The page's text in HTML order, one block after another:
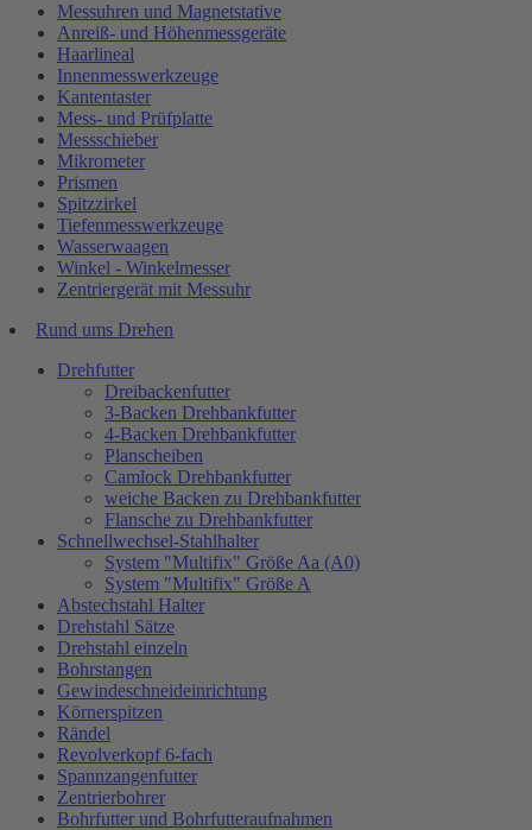
Messuhren und Magnetstative
Anreiß- und Höhenmessgeräte
Haarlineal
Innenmesswerkzeuge
Kantentaster
Mess- und Prüfplatte
Messschieber
Mikrometer
Prismen
Spitzzirkel
Tiefenmesswerkzeuge
Wasserwaagen
Winkel - Winkelmesser
Zentriergerät mit Messuhr
Rund ums Drehen
Drehfutter
Dreibackenfutter
3-Backen Drehbankfutter
4-Backen Drehbankfutter
Planscheiben
Camlock Drehbankfutter
weiche Backen zu Drehbankfutter
Flansche zu Drehbankfutter
Schnellwechsel-Stahlhalter
System "Multifix" Größe Aa (A0)
System "Multifix" Größe A
Abstechstahl Halter
Drehstahl Sätze
Drehstahl einzeln
Bohrstangen
Gewindeschneideinrichtung
Körnerspitzen
Rändel
Revolverkopf 6-fach
Spannzangenfutter
Zentrierbohrer
Bohrfutter und Bohrfutteraufnahmen